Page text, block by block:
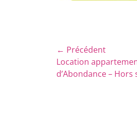
Navigation
de
← Précédent
Article
précédent :
Location
d’Abondance – Hors